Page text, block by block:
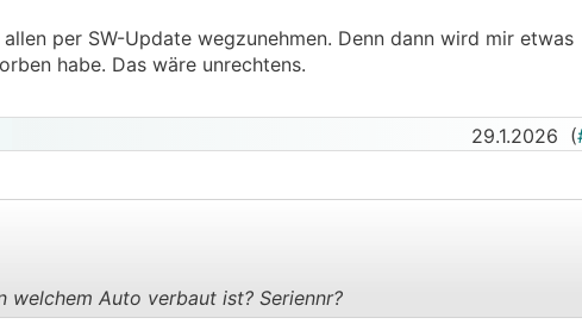
per SW-Update wegzunehmen. Denn dann wird mir etwas
habe. Das wäre unrechtens.
29.1.2026 (
Auto verbaut ist? Seriennr?